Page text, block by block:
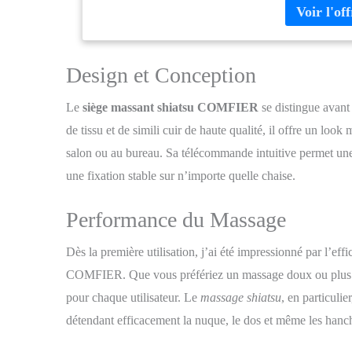
déplacent
une relaxation
ou le bas du
massage
détendre
massage. 3
masseur de
votre maison!
ont besoin
massage ne
Design et Conception
Le siège massant shiatsu COMFIER se distingue
de tissu et de simili cuir de haute qualité, il offre un look
salon ou au bureau. Sa télécommande intuitive permet
une fixation stable sur n’importe quelle chaise.
Performance du Massage
Dès la première utilisation, j’ai été impressionné par
COMFIER. Que vous préfériez un massage doux ou
pour chaque utilisateur. Le massage shiatsu, en
détendant efficacement la nuque, le dos et même les